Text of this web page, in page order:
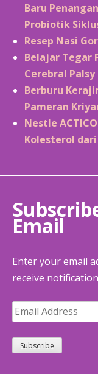
Baru
Probiotik
Resep Nasi
Belajar Tegar
Cerebral Palsy
Berburu
Pameran
Nestle
Kolesterol
Email
Enter your email
receive
Email
Address
Subscribe